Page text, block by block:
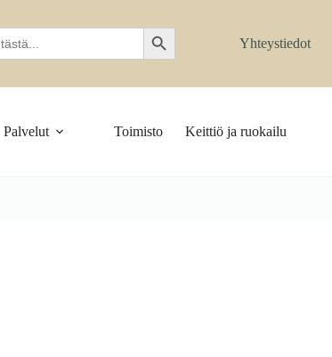
Search Button Yhteystiedot
Palvelut Toimisto Keittiö ja ruokailu